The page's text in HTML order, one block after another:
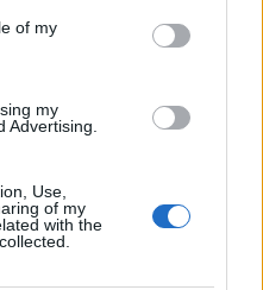
of my
my
Advertising.
Use,
of my
with the
más adictivas del
pegado a la
a risas puras. 🏆
TV que se emite en España?
en televisión?
con el que mejor te lo